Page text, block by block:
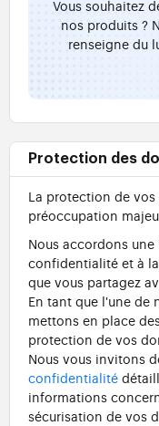
Vous souhaitez
nos produits ?
renseigne du
Protection des
La protection de
préoccupation
Nous accordons
confidentialité et à
que vous partagez
En tant que l'une de
mettons en place
protection de vos
Nous vous invitons
confidentialité
informations
sécurisation de vos